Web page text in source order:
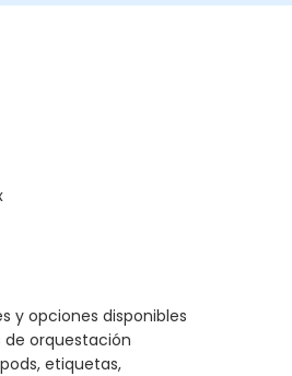
y opciones disponibles
orquestación
etiquetas,